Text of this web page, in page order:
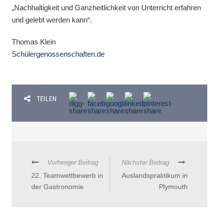
„Nachhaltigkeit und Ganzheitlichkeit von Unterricht erfahren
und gelebt werden kann“.
Thomas Klein
Schülergenossenschaften.de
TEILEN
Vorheriger Beitrag
22. Teamwettbewerb in
der Gastronomie
Nächster Beitrag
Auslandspraktikum in
Plymouth